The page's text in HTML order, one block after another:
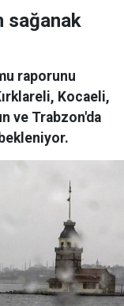
sağanak
raporunu
Kocaeli,
ve Trabzon'da